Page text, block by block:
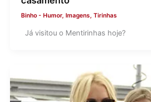
Binho - Humor, Imagens, Tirinhas
Já visitou o Mentirinhas hoje?